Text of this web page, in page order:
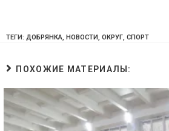
ТЕГИ: ДОБРЯНКА, НОВОСТИ, ОКРУГ, СПОРТ
ПОХОЖИЕ МАТЕРИАЛЫ: